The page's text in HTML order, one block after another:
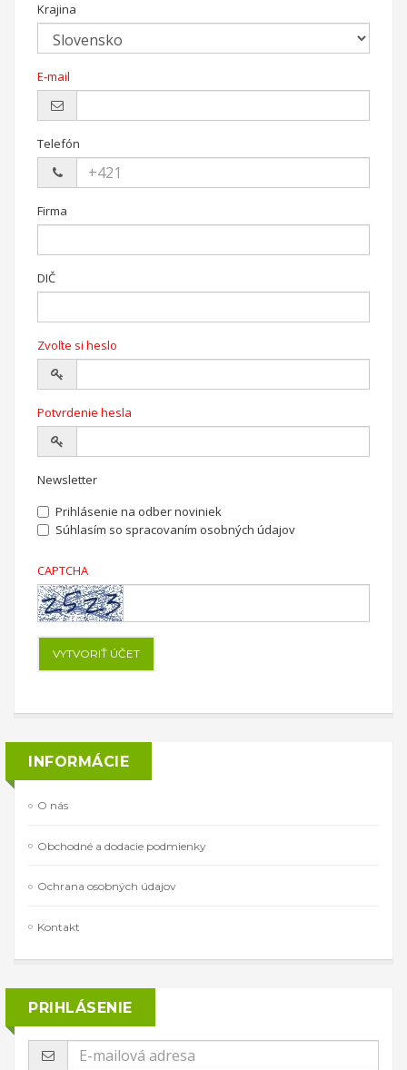
Krajina
E-mail
Telefón
Firma
DIČ
Zvoľte si heslo
Potvrdenie hesla
Newsletter
Prihlásenie na odber noviniek
Súhlasím so spracovaním osobných údajov
CAPTCHA
VYTVORIŤ ÚČET
INFORMÁCIE
O nás
Obchodné a dodacie podmienky
Ochrana osobných údajov
Kontakt
PRIHLÁSENIE